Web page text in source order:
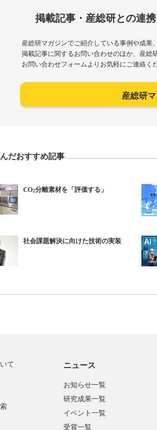
掲載記事・産総研との連
産総研マガジンでご紹介している事例や成
掲載記事に関するお問い合わせのほか、産総
お問い合わせフォームよりお気軽にご連絡く
産総研
だおすすめ記事
CO2分離素材を「評価する」
社会課題解決に向けた技術の実装
て
ニュース
お知らせ一覧
研究成果一覧
イベント一覧
受賞一覧